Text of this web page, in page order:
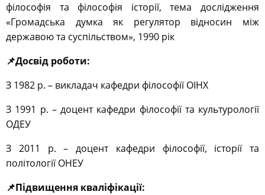
філософія та філософія історії, тема дослідження
«Громадська думка як регулятор відносин між
державою та суспільством», 1990 рік
📌Досвід роботи:
З 1982 р. – викладач кафедри філософії ОІНХ
З 1991 р. – доцент кафедри філософії та культурології
ОДЕУ
З 2011 р. – доцент кафедри філософії, історії та
політології ОНЕУ
📌Підвищення кваліфікації: